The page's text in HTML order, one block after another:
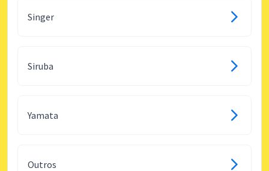
Singer
Siruba
Yamata
Outros